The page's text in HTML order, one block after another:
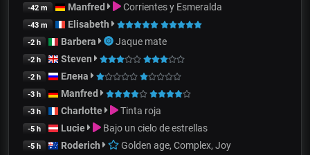
-42 m Manfred Corrientes y Esmeralda
-43 m Elisabeth
-2 h Barbera Jaque mate
-2 h Steven
-2 h Елена
-3 h Manfred
-3 h Charlotte Tinta roja
-5 h Lucie Bajo un cielo de estrellas
-5 h Roderich Golden age, Complex, Joy